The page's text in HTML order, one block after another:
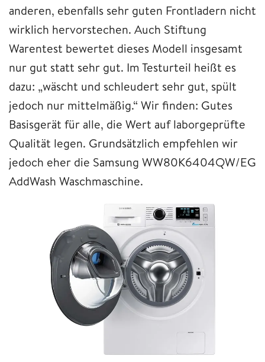
anderen, ebenfalls sehr guten Frontladern nicht
wirklich hervorstechen. Auch Stiftung
Warentest bewertet dieses Modell insgesamt
nur gut statt sehr gut. Im Testurteil heißt es
dazu: „wäscht und schleudert sehr gut, spült
jedoch nur mittelmäßig.“ Wir finden: Gutes
Basisgerät für alle, die Wert auf laborgeprüfte
Qualität legen. Grundsätzlich empfehlen wir
jedoch eher die Samsung WW80K6404QW/EG
AddWash Waschmaschine.